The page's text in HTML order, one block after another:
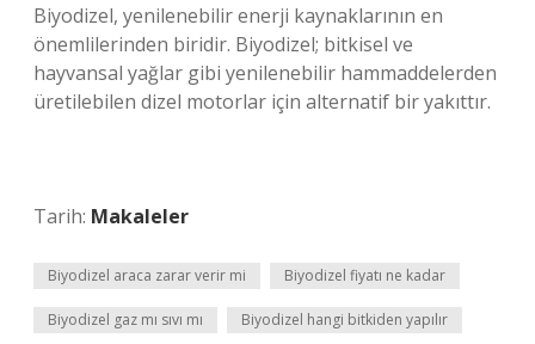
Biyodizel, yenilenebilir enerji kaynaklarının en
önemlilerinden biridir. Biyodizel; bitkisel ve
hayvansal yağlar gibi yenilenebilir hammaddelerden
üretilebilen dizel motorlar için alternatif bir yakıttır.
Tarih: Makaleler
Biyodizel araca zarar verir mi Biyodizel fiyatı ne kadar
Biyodizel gaz mı sıvı mı Biyodizel hangi bitkiden yapılır